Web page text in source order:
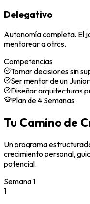
Delegativo
Autonomía completa. El
mentorear a otros.
Competencias
Tomar decisiones sin
Ser mentor de un Junior
Diseñar arquitecturas
Plan de 4 Semanas
Tu Camino de
Un programa
crecimiento personal,
potencial.
Semana1
1